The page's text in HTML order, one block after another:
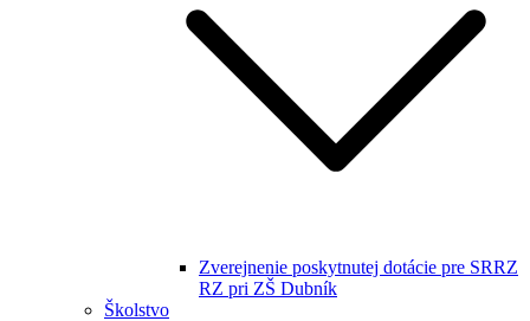
Zverejnenie poskytnutej dotácie pre SRRZ
RZ pri ZŠ Dubník
Školstvo